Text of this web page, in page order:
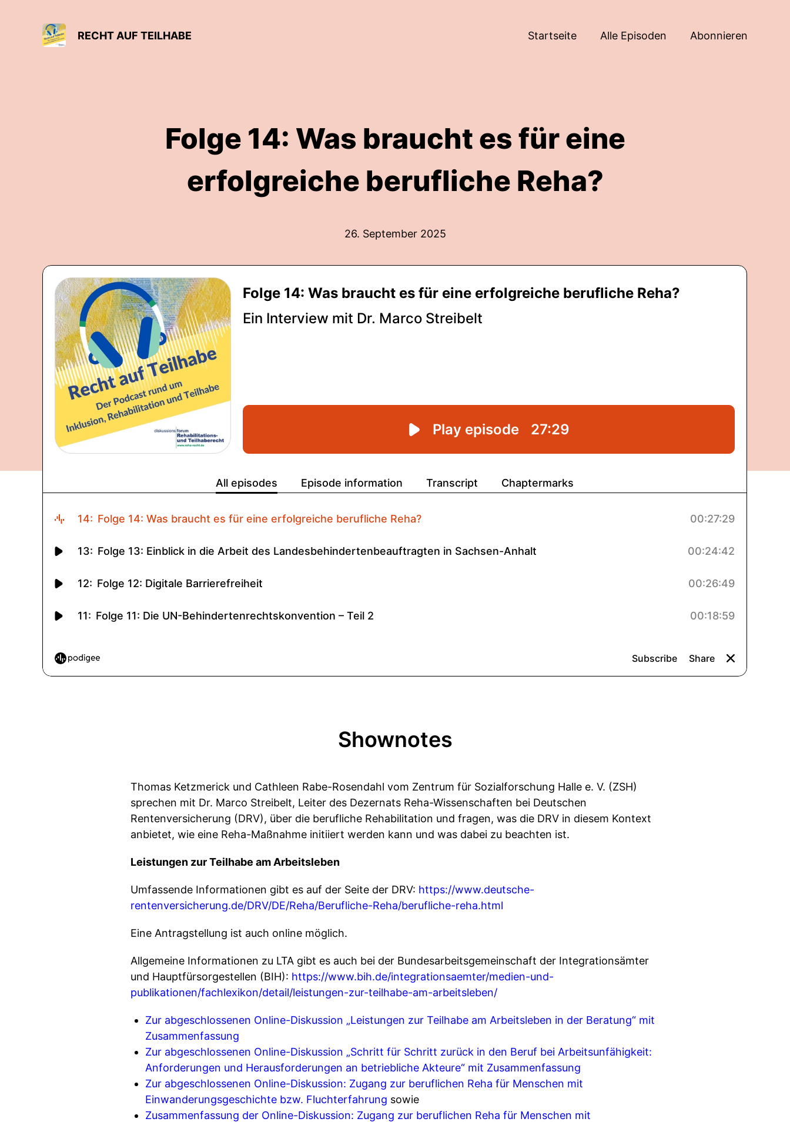
RECHT AUF TEILHABE Startseite Alle Episoden Abonnieren
Folge 14: Was braucht es für eine
erfolgreiche berufliche Reha?
26. September 2025
Shownotes
Thomas Ketzmerick und Cathleen Rabe-Rosendahl vom Zentrum für Sozialforschung Halle e. V. (ZSH)
sprechen mit Dr. Marco Streibelt, Leiter des Dezernats Reha-Wissenschaften bei Deutschen
Rentenversicherung (DRV), über die berufliche Rehabilitation und fragen, was die DRV in diesem Kontext
anbietet, wie eine Reha-Maßnahme initiiert werden kann und was dabei zu beachten ist.
Leistungen zur Teilhabe am Arbeitsleben
Umfassende Informationen gibt es auf der Seite der DRV: https://www.deutsche-
rentenversicherung.de/DRV/DE/Reha/Berufliche-Reha/berufliche-reha.html
Eine Antragstellung ist auch online möglich.
Allgemeine Informationen zu LTA gibt es auch bei der Bundesarbeitsgemeinschaft der Integrationsämter
und Hauptfürsorgestellen (BIH): https://www.bih.de/integrationsaemter/medien-und-
publikationen/fachlexikon/detail/leistungen-zur-teilhabe-am-arbeitsleben/
Zur abgeschlossenen Online-Diskussion „Leistungen zur Teilhabe am Arbeitsleben in der Beratung“ mit
Zusammenfassung
Zur abgeschlossenen Online-Diskussion „Schritt für Schritt zurück in den Beruf bei Arbeitsunfähigkeit:
Anforderungen und Herausforderungen an betriebliche Akteure“ mit Zusammenfassung
Zur abgeschlossenen Online-Diskussion: Zugang zur beruflichen Reha für Menschen mit
Einwanderungsgeschichte bzw. Fluchterfahrung sowie
Zusammenfassung der Online-Diskussion: Zugang zur beruflichen Reha für Menschen mit